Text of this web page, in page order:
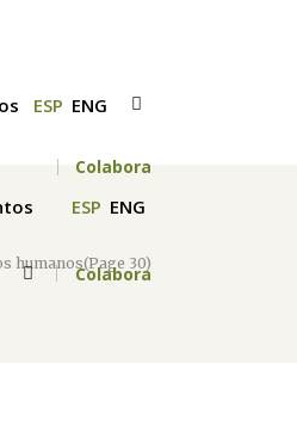
ESP ENG
Colabora
ESP ENG
Colabora
humanos(Page 30)